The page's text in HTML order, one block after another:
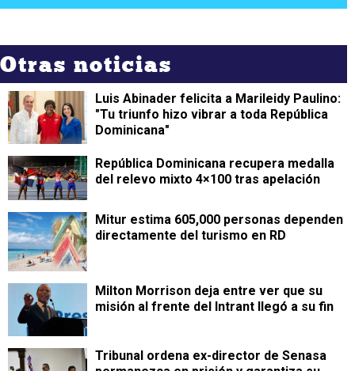
Otras noticias
Luis Abinader felicita a Marileidy Paulino:
"Tu triunfo hizo vibrar a toda República
Dominicana"
República Dominicana recupera medalla
del relevo mixto 4×100 tras apelación
Mitur estima 605,000 personas dependen
directamente del turismo en RD
Milton Morrison deja entre ver que su
misión al frente del Intrant llegó a su fin
Tribunal ordena ex-director de Senasa